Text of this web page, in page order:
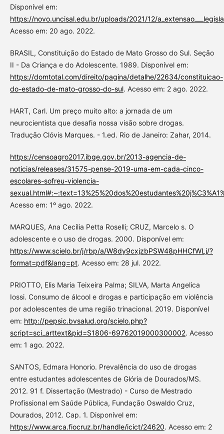
Disponível em:
https://novo.uncisal.edu.br/uploads/2021/12/
Acesso em: 20 ago. 2022.
BRASIL, Constituição do Estado de Mato Grosso do Sul. Seção
II - Da Criança e do Adolescente. 1989. Disponível em:
https://domtotal.com/direito/pagina/detalhe/22634/constituicao-
do-estado-de-mato-grosso-do-sul. Acesso em: 2 ago. 2022.
HART, Carl. Um preço muito alto: a jornada de um
neurocientista que desafia nossa visão sobre drogas.
Tradução Clóvis Marques. - 1.ed. Rio de Janeiro: Zahar, 2014.
https://censoagro2017.ibge.gov.br/2013-agencia-de-
noticias/releases/31575-pense-2019-uma-em-cada-cinco-
escolares-sofreu-violencia-
Acesso em: 1º ago. 2022.
MARQUES, Ana Cecília Petta Roselli; CRUZ, Marcelo s. O
adolescente e o uso de drogas. 2000. Disponível em:
https://www.scielo.br/j/rbp/a/W8dy9cxjzbPSW48pHHCfWLj/?
format=pdf&lang=pt. Acesso em: 28 jul. 2022.
PRIOTTO, Elis Maria Teixeira Palma; SILVA, Marta Angelica
Iossi. Consumo de álcool e drogas e participação em violência
por adolescentes de uma região trinacional. 2019. Disponível
em: http://pepsic.bvsalud.org/scielo.php?
script=sci_arttext&pid=S1806-69762019000300002. Acesso
em: 1 ago. 2022.
SANTOS, Edmara Honorio. Prevalência do uso de drogas
entre estudantes adolescentes de Glória de Dourados/MS.
2012. 91 f. Dissertação (Mestrado) - Curso de Mestrado
Profissional em Saúde Pública, Fundação Oswaldo Cruz,
Dourados, 2012. Cap. 1. Disponível em:
https://www.arca.fiocruz.br/handle/icict/24620. Acesso em: 2